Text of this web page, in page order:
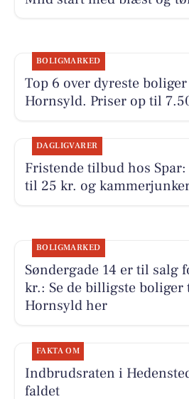
BOLIGMARKED
Top 6 over dyreste
Hornsyld. Priser op til
DAGLIGVARER
Fristende tilbud hos
til 25 kr. og
BOLIGMARKED
Søndergade 14 er til salg
kr.: Se de billigste boliger
Hornsyld her
FAKTA OM
Indbrudsraten i
faldet